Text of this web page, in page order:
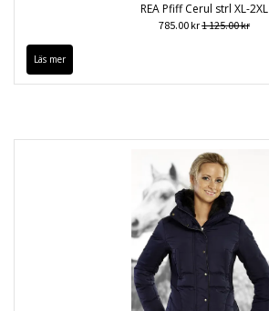
REA Pfiff Cerul strl XL-2XL
785.00 kr1 125.00 kr
Läs mer